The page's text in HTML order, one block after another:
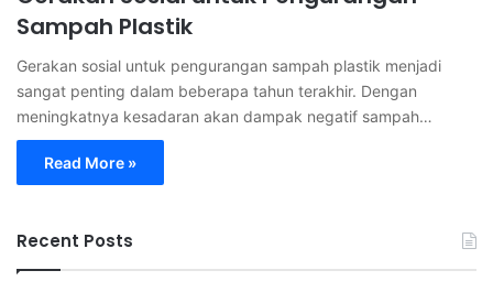
Sampah Plastik
Gerakan sosial untuk pengurangan sampah plastik menjadi
sangat penting dalam beberapa tahun terakhir. Dengan
meningkatnya kesadaran akan dampak negatif sampah…
Read More »
Recent Posts